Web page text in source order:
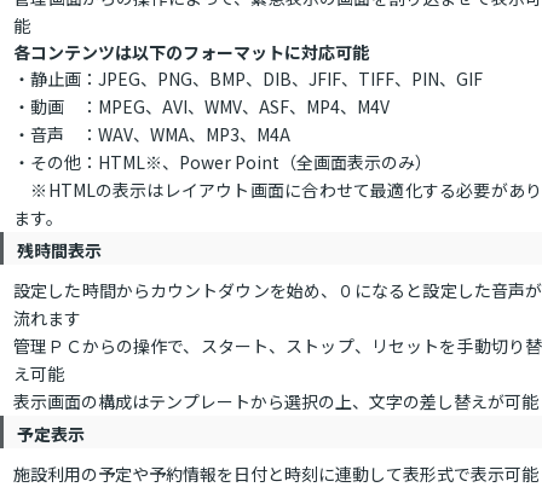
能
各コンテンツは以下のフォーマットに対応可能
・静止画：JPEG、PNG、BMP、DIB、JFIF、TIFF、PIN、GIF
・動画 ：MPEG、AVI、WMV、ASF、MP4、M4V
・音声 ：WAV、WMA、MP3、M4A
・その他：HTML※、Power Point（全画面表示のみ）
※HTMLの表示はレイアウト画面に合わせて最適化する必要があり
ます。
残時間表示
設定した時間からカウントダウンを始め、０になると設定した音声が
流れます
管理ＰＣからの操作で、スタート、ストップ、リセットを手動切り替
え可能
表示画面の構成はテンプレートから選択の上、文字の差し替えが可能
予定表示
施設利用の予定や予約情報を日付と時刻に連動して表形式で表示可能